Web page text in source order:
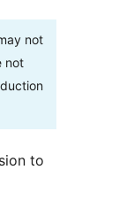
not
not
to